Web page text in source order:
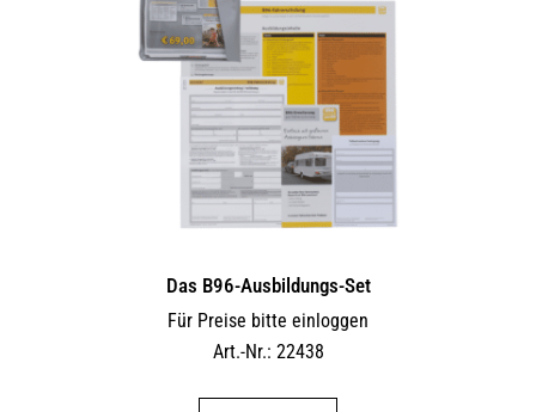
Das B96-Ausbildungs-Set
Für Preise bitte einloggen
Art.-Nr.: 22438